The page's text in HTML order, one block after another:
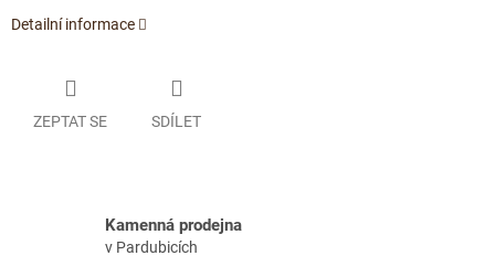
Detailní informace
ZEPTAT SE SDÍLET
Kamenná prodejna
v Pardubicích